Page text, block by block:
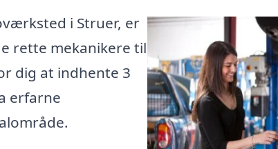
i Struer, er
rette mekanikere til
dig at indhente 3
erfarne